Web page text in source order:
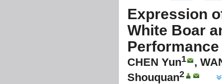
Expression
White Boar
Performance
CHEN Yun1
,
Shouquan2